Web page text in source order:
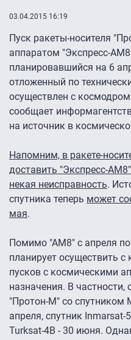
03.04.2015 16:19
Пуск ракеты-носителя
аппаратом "Экспресс-
планировавшийся на 6
отложенный по
осуществлен с
сообщает
на источник в
Напомним, в ракете-
доставить "Экспресс-
некая неисправность.
спутника теперь может
мая.
Помимо "АМ8" с апреля
планирует осуществить
пусков с космическими
назначения. В частности,
"Протон-М" со спутником
апреля, спутник
Turksat-4B - 30 июня.